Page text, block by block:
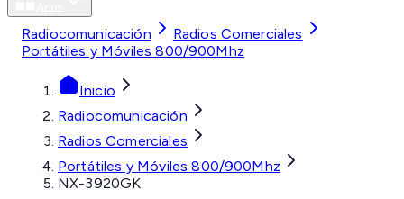
Radiocomunicación
Radios Comerciales
Portátiles y Móviles 800/900Mhz
Inicio
Radiocomunicación
Radios Comerciales
Portátiles y Móviles 800/900Mhz
NX-3920GK